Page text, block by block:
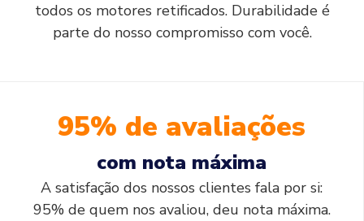
todos os motores retificados. Durabilidade é
parte do nosso compromisso com você.
95% de avaliações
com nota máxima
A satisfação dos nossos clientes fala por si:
95% de quem nos avaliou, deu nota máxima.